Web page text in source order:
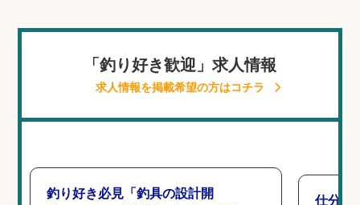
「釣り好き歓迎」求人情報
求人情報を掲載希望の方はコチラ
釣り好き必見「釣具の設計開
仕分け